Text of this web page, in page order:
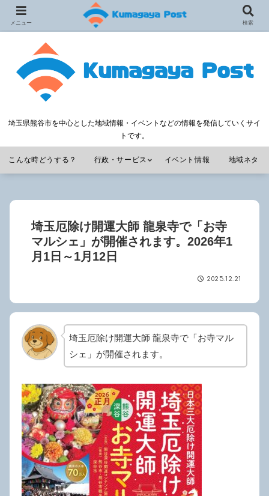
埼玉県熊谷市を中心とした地域情報・イベントなどの情報を発信していくサイ
トです。
こんな時どうする？ 行政・サービス イベント情報 地域ネタ
埼玉厄除け開運大師 龍泉寺で「お寺
マルシェ」が開催されます。2026年1
月1日～1月12日
2025.12.21
埼玉厄除け開運大師 龍泉寺で「お寺マル
シェ」が開催されます。
メニュー 検索